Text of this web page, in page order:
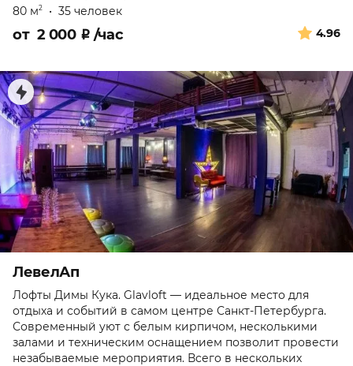
80 м2 • 35 человек
4.96
от 2 000 ₽ /час
ЛевелАп
Лофты Димы Кука. Glavloft — идеальное место для
отдыха и событий в самом центре Санкт-Петербурга.
Современный уют с белым кирпичом, несколькими
залами и техническим оснащением позволит провести
незабываемые мероприятия. Всего в нескольких